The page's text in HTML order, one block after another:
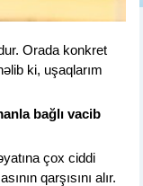
Orada konkret
ki, uşaqlarım
bağlı vacib
çox ciddi
qarşısını alır.